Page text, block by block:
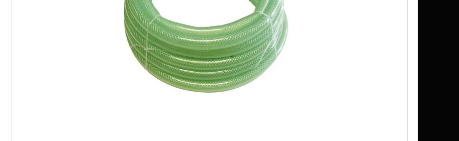
SERGIO TACCHINI SPLENDIDA, TESTER
KOHOUT VÝPUSTNÝ K SUDU 200L, 300L, 500L
PH
37 Kč